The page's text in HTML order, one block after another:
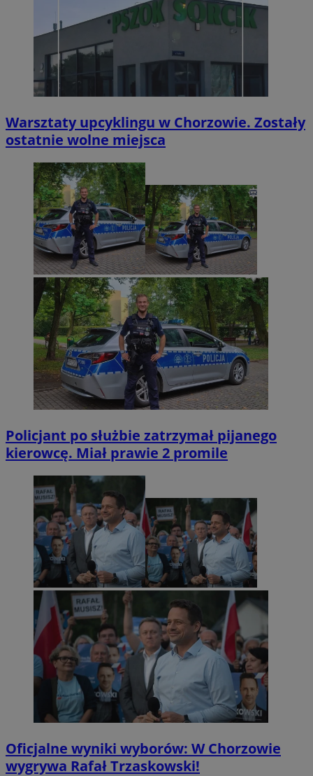
Warsztaty upcyklingu w Chorzowie. Zostały
ostatnie wolne miejsca
Policjant po służbie zatrzymał pijanego
kierowcę. Miał prawie 2 promile
Oficjalne wyniki wyborów: W Chorzowie
wygrywa Rafał Trzaskowski!